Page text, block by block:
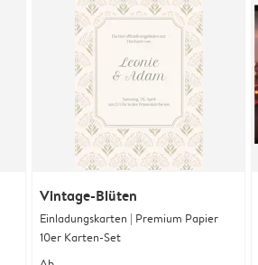
Vintage-Blüten
Einladungskarten | Premium Papier
10er Karten-Set